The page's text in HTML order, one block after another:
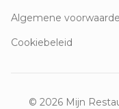
Algemene
Cookiebeleid
© 2026Mijn